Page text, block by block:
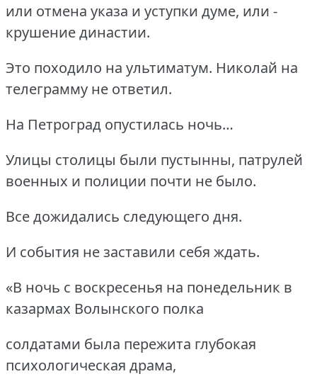
или отмена указа и уступки думе, или -
крушение династии.
Это походило на ультиматум. Николай на
телеграмму не ответил.
На Петроград опустилась ночь…
Улицы столицы были пустынны, патрулей
военных и полиции почти не было.
Все дожидались следующего дня.
И события не заставили себя ждать.
«В ночь с воскресенья на понедельник в
казармах Волынского полка
солдатами была пережита глубокая
психологическая драма,